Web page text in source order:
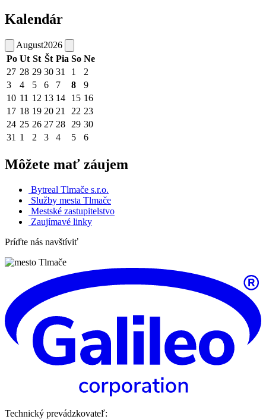
Kalendár
August2026
Po Ut St Št Pia So Ne
27 28 29 30 31 1
2
3
4 5 6 7 8
9
10 11 12 13 14 15 16
17 18 19 20 21 22 23
24 25 26 27 28 29 30
31 1 2 3 4 5 6
Môžete mať záujem
Bytreal Tlmače s.r.o.
Služby mesta Tlmače
Mestské zastupitelstvo
Zaujímavé linky
Príďte nás navštíviť
Technický prevádzkovateľ: